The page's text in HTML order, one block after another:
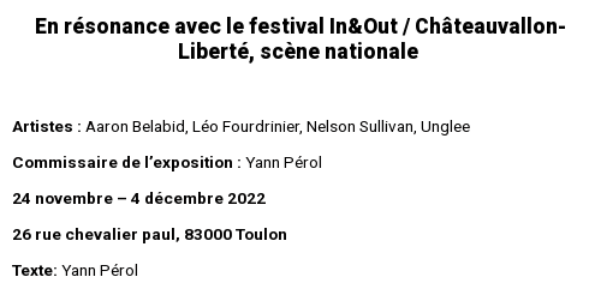
En résonance avec le festival In&Out /Châteauvallon-
Liberté, scène nationale
Artistes : Aaron Belabid, Léo Fourdrinier, Nelson Sullivan, Unglee
Commissaire de l’exposition : Yann Pérol
24 novembre – 4 décembre 2022
26 rue chevalier paul, 83000 Toulon
Texte: Yann Pérol